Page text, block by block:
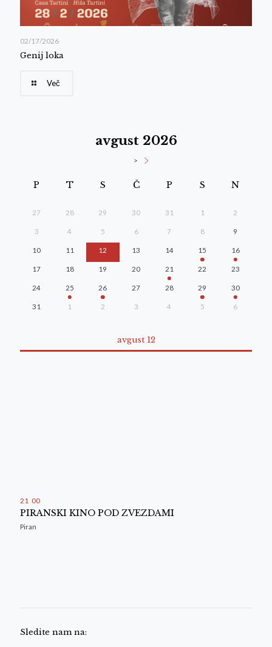
02/17/2026
Genij loka
Več
avgust 2026
>
P T S Č P S N
27 28 29 30 31 1 2
3 4 5 6 7 8 9
10 11 12 13 14 15 16
17 18 19 20 21 22 23
24 25 26 27 28 29 30
31 1 2 3 4 5 6
avgust 12
21 00
PIRANSKI KINO POD ZVEZDAMI
Piran
Sledite nam na: